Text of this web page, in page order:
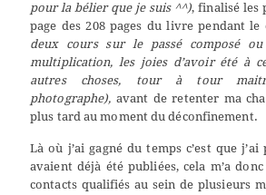
pour la bélier que je suis ^^), finalisé les
page des 208 pages du livre pendant le
deux cours sur le passé composé
multiplication, les joies d’avoir été à
autres choses, tour à tour
photographe), avant de retenter ma
plus tard au moment du déconfinement.
Là où j’ai gagné du temps c’est que
avaient déjà été publiées, cela m’a
contacts qualifiés au sein de plusieurs